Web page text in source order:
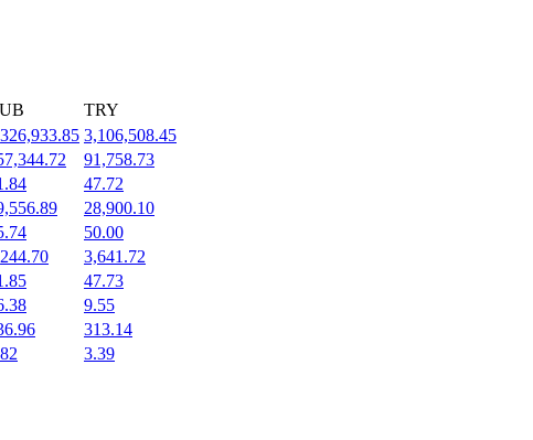
TRY
3,106,508.45
91,758.73
47.72
28,900.10
50.00
3,641.72
47.73
9.55
313.14
3.39